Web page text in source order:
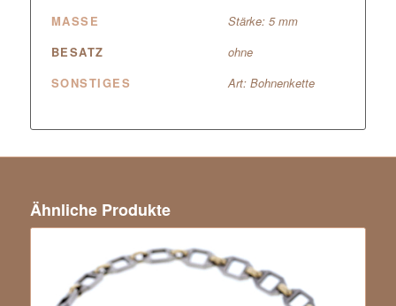
MASSE
Stärke: 5 mm
BESATZ
ohne
SONSTIGES
Art: Bohnenkette
Ähnliche Produkte